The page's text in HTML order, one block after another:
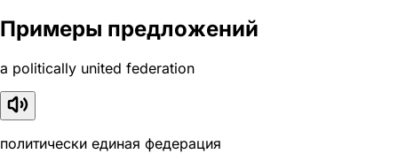
Примеры предложений
a politically united federation
политически единая федерация